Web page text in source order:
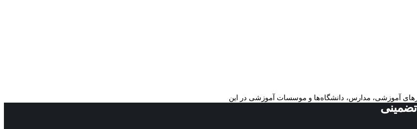
آموزشی، مدارس، دانشگاه‌ها و موسسات آموزشی در این